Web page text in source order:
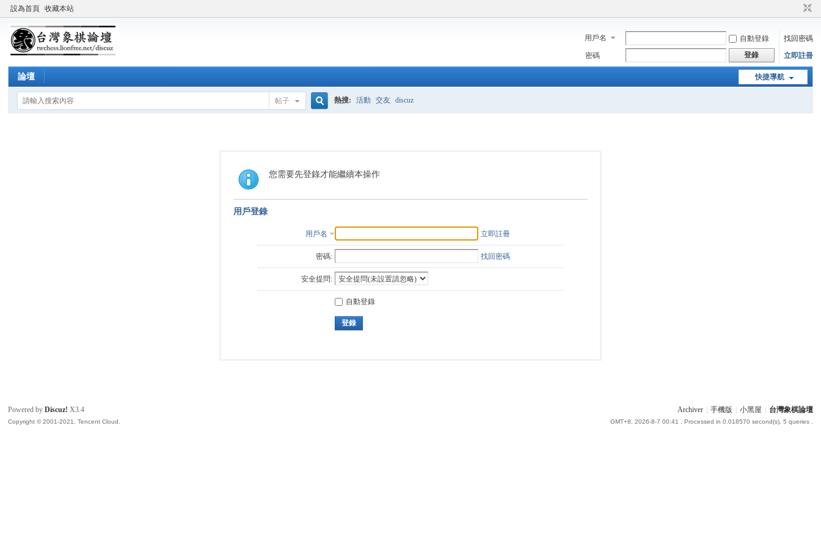
設為首頁 收藏本站
用戶名 自動登錄
找回密碼
密碼
登錄 立即註冊
快捷導航
論壇
帖子
索
熱搜: 活動 交友 discuz
您需要先登錄才能繼續本操作
用戶登錄
用戶名 立即註冊
密碼: 找回密碼
安全提問:
自動登錄
登錄
Archiver 手機版 小黑屋 台灣象棋論壇
GMT+8, 2026-8-7 00:41 , Processed in 0.018570 second(s), 5 queries .
Powered byDiscuz! X3.4
Copyright © 2001-2021, Tencent Cloud.